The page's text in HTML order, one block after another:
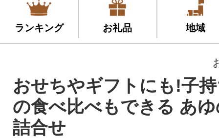
ランキング お礼品 地域
おせちやギフトにも!子
の食べ比べもできる あ
詰合せ